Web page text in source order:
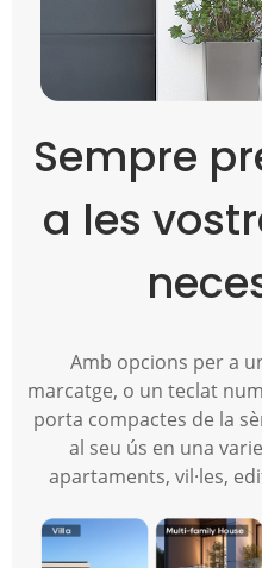
Sempre
a les
Amb opcions per a
marcatge, o un teclat
porta compactes de la
al seu ús en una
apartaments, vil·les,